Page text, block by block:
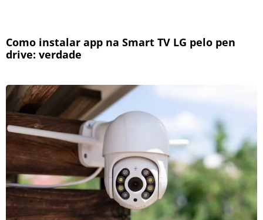
Como instalar app na Smart TV LG pelo pen
drive: verdade